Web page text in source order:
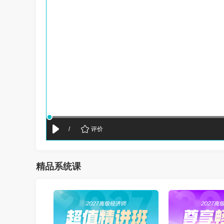
/ 评价
精品系统课